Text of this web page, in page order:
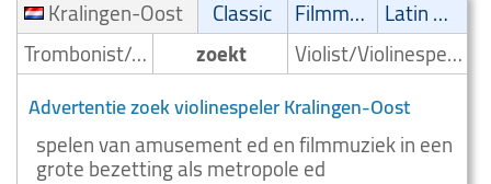
Kralingen-Oost
Classic Filmmuziek
Latin muziek
Trombonist/Trombonespeler
zoekt Violist/Violinespeler
Advertentie zoek violinespeler Kralingen-Oost
spelen van amusement ed en filmmuziek in een
grote bezetting als metropole ed